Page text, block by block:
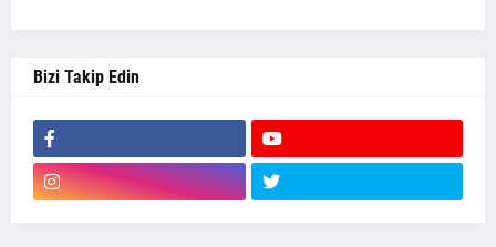
Bizi Takip Edin